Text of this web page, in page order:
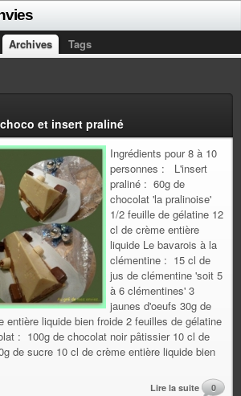
Archives Tags
et insert praliné
Ingrédients pour 8 à 10
personnes : L'insert
praliné : 60g de
chocolat 'la pralinoise'
1/2 feuille de gélatine 12
cl de crème entière
liquide Le bavarois à la
clémentine : 15 cl de
jus de clémentine 'soit 5
à 6 clémentines' 3
jaunes d'oeufs 30g de
entière liquide bien froide 2 feuilles de gélatine
: 100g de chocolat noir pâtissier 10 cl de
de sucre 10 cl de crème entière liquide bien
Lire la suite 0